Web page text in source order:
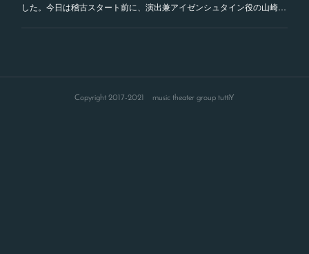
した。今日は稽古スタート前に、演出兼アイゼンシュタイン役の山崎…
Copyright 2017-2021 music theater group tuttiY